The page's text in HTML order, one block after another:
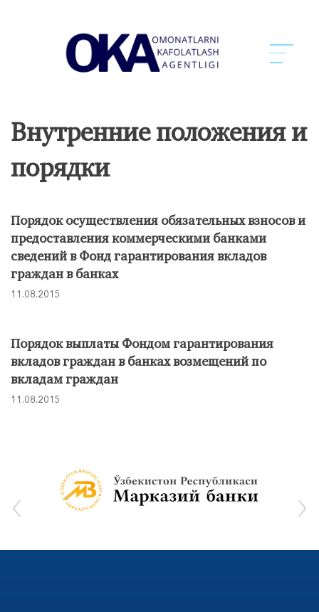
Внутренние положения и
порядки
Порядок осуществления обязательных взносов и
предоставления коммерческими банками
сведений в Фонд гарантирования вкладов
граждан в банках
11.08.2015
Порядок выплаты Фондом гарантирования
вкладов граждан в банках возмещений по
вкладам граждан
11.08.2015
‹ ›